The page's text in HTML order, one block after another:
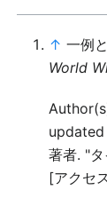
↑ 一例
World
著者. "
[アクセ